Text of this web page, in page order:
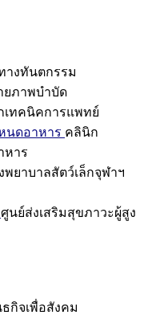
างทันตกรรม
ยภาพบำบัด
เทคนิคการแพทย์
นดอาหาร คลินิก
หาร
พยาบาลสัตว์เล็กจุฬาฯ
ศูนย์ส่งเสริมสุขภาวะผู้สูง
กิจเพื่อสังคม